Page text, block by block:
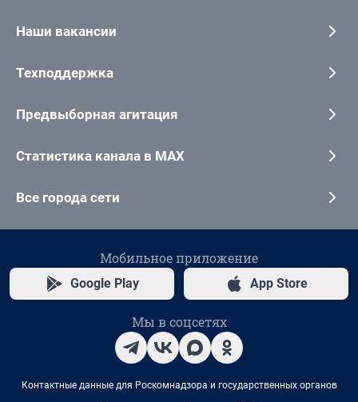
Наши вакансии
Техподдержка
Предвыборная агитация
Статистика канала в MAX
Все города сети
Мобильное приложение
Google Play App Store
Мы в соцсетях
Контактные данные для Роскомнадзора и государственных органов